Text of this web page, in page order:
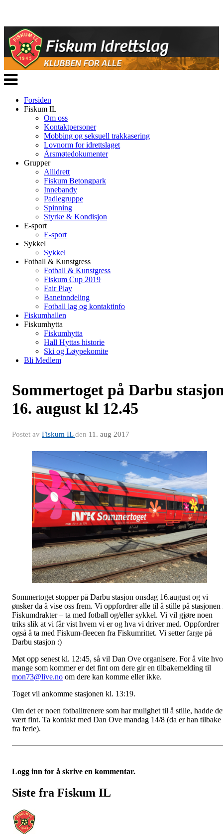
Veksle
navigasjon
Forsiden
Fiskum IL
Om oss
Kontaktpersoner
Mobbing og seksuell trakkasering
Lovnorm for idrettslaget
Årsmøtedokumenter
Grupper
Allidrett
Fiskum Betongpark
Innebandy
Padlegruppe
Spinning
Styrke & Kondisjon
E-sport
E-sport
Sykkel
Sykkel
Fotball & Kunstgress
Fotball & Kunstgress
Fiskum Cup 2019
Fair Play
Baneinndeling
Fotball lag og kontaktinfo
Fiskumhallen
Fiskumhytta
Fiskumhytta
Hall Hyttas historie
Ski og Løypekomite
Bli Medlem
Sommertoget på Darbu
16. august kl 12.45
Postet av Fiskum ILden 11. aug 2017
Sommertoget stopper på Darbu stasjon onsdag 16.august og vi
ønsker da å vise oss frem. Vi oppfordrer alle til å stille på stasjonen
Fiskumdrakter – ta med fotball og/eller sykkel. Vi vil gjøre noen
triks slik at vi får vist hvem vi er og hva vi driver med. Oppfordrer
også å ta med Fiskum-fleecen fra Fiskumrittet. Vi setter farge på
Darbu stasjon :)
Møt opp senest kl. 12:45, så vil Dan Ove organisere. For å vite
mange som kommer er det fint om dere gir en tilbakemelding til
mon73@live.no om dere kan komme eller ikke.
Toget vil ankomme stasjonen kl. 13:19.
Om det er noen fotballtrenere som har mulighet til å stille, hadde
vært fint. Ta kontakt med Dan Ove mandag 14/8 (da er han tilbake
fra ferie).
Logg inn for å skrive en kommentar.
Siste fra Fiskum IL